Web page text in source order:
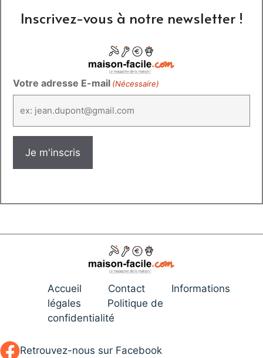
Inscrivez-vous à notre newsletter !
Votre adresse E-mail (Nécessaire)
Accueil Contact
Informations
légales
Politique de
confidentialité
Retrouvez-nous sur Facebook